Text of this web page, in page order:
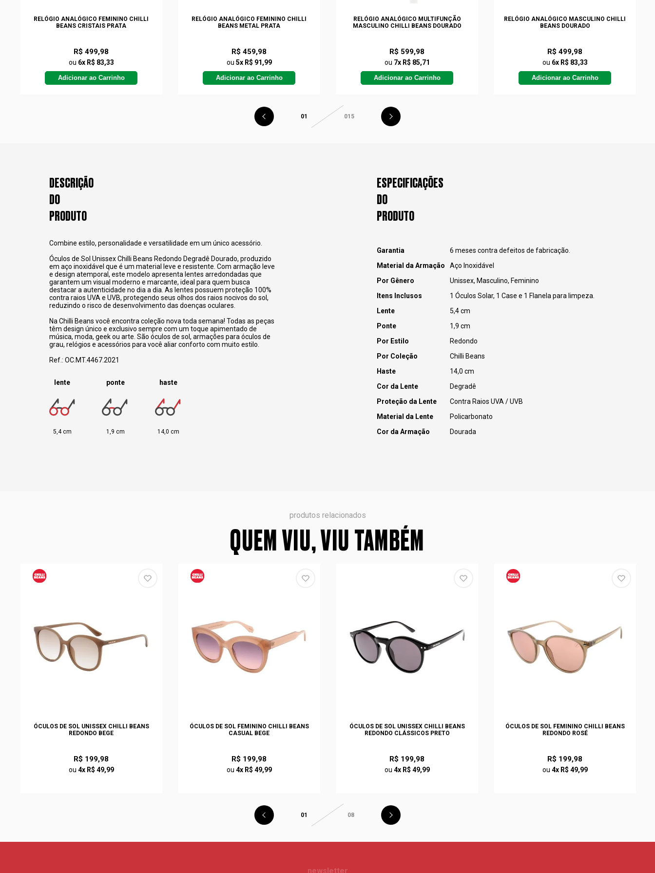
RELÓGIO ANALÓGICO FEMININO CHILLI
BEANS CRISTAIS PRATA
R$ 499,98
ou 6x R$ 83,33
Adicionar ao Carrinho
RELÓGIO ANALÓGICO FEMININO CHILLI
BEANS METAL PRATA
R$ 459,98
ou 5x R$ 91,99
Adicionar ao Carrinho
RELÓGIO ANALÓGICO MULTIFUNÇÃO
MASCULINO CHILLI BEANS DOURADO
R$ 599,98
ou 7x R$ 85,71
Adicionar ao Carrinho
RELÓGIO ANALÓGICO MASCULINO CHILLI
BEANS DOURADO
R$ 499,98
ou 6x R$ 83,33
Adicionar ao Carrinho
01 015
DESCRIÇÃO
DO
PRODUTO
Combine estilo, personalidade e versatilidade em um único acessório.
Óculos de Sol Unissex Chilli Beans Redondo Degradê Dourado, produzido
em aço inoxidável que é um material leve e resistente. Com armação leve
e design atemporal, este modelo apresenta lentes arredondadas que
garantem um visual moderno e marcante, ideal para quem busca
destacar a autenticidade no dia a dia. As lentes possuem proteção 100%
contra raios UVA e UVB, protegendo seus olhos dos raios nocivos do sol,
reduzindo o risco de desenvolvimento das doenças oculares.
Na Chilli Beans você encontra coleção nova toda semana! Todas as peças
têm design único e exclusivo sempre com um toque apimentado de
música, moda, geek ou arte. São óculos de sol, armações para óculos de
grau, relógios e acessórios para você aliar conforto com muito estilo.
Ref.: OC.MT.4467.2021
lente
5,4 cm
ponte
1,9 cm
haste
14,0 cm
ESPECIFICAÇÕES
DO
PRODUTO
Garantia
6 meses contra defeitos de fabricação.
Material da Armação
Aço Inoxidável
Por Gênero
Unissex, Masculino, Feminino
Itens Inclusos
1 Óculos Solar, 1 Case e 1 Flanela para limpeza.
Lente
5,4 cm
Ponte
1,9 cm
Por Estilo
Redondo
Por Coleção
Chilli Beans
Haste
14,0 cm
Cor da Lente
Degradê
Proteção da Lente
Contra Raios UVA / UVB
Material da Lente
Policarbonato
Cor da Armação
Dourada
produtos relacionados
QUEM VIU, VIU TAMBÉM
ÓCULOS DE SOL UNISSEX CHILLI BEANS
REDONDO BEGE
R$ 199,98
ou 4x R$ 49,99
ÓCULOS DE SOL FEMININO CHILLI BEANS
CASUAL BEGE
R$ 199,98
ou 4x R$ 49,99
ÓCULOS DE SOL UNISSEX CHILLI BEANS
REDONDO CLÁSSICOS PRETO
R$ 199,98
ou 4x R$ 49,99
ÓCULOS DE SOL FEMININO CHILLI BEANS
REDONDO ROSÉ
R$ 199,98
ou 4x R$ 49,99
01 08
newsletter